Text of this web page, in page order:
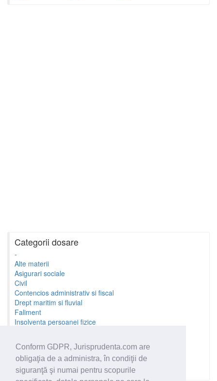
Conform GDPR, Jurisprudenta.com are
obligaţia de a administra, în condiţii de
siguranţă şi numai pentru scopurile
Categorii dosare
-
Alte materii
Asigurari sociale
Civil
Contencios administrativ si fiscal
Drept maritim si fluvial
Faliment
Insolventa persoanei fizice
Minori si familie
Penal
Proprietate Intelectuala